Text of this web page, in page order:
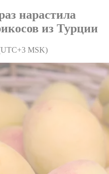
нарастила
из Турции
MSK)